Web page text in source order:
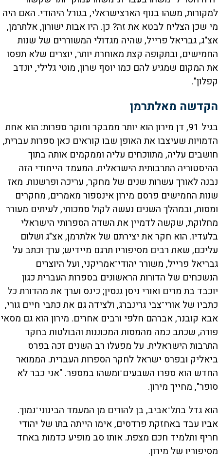
למקורות, משהו בנוף הארצישראלי, בגורל היהודי. האם היה
מי שכן הצליח לבטא את זה? כן. היו אבות ישורון, אלתרמן,
אצ"ג, גבריאל פרייל, שהיה מגדולי המשוררים של שנות
החמישים, ובתקופה קצת מאוחרת יותר, יוצרים שלא תפסו
את המקום שמגיע להם כמו יוסף שרון, מוטי גלילי, יונדב
קפלון".
הקדשה מאלתרמן
בגיל 91, דן מירון הוא יותר ממבקר וחוקר ספרות: הוא אחת
הדמויות שעיצבו את האופן שבו קוראים כאן ספרות עברית,
חושבים עליה, מתווכחים עליה וממקמים אותה בתוך
ההיסטוריה התרבותית הישראלית. המעמד הייחודי הזה
נבנה לאורך עשרות שנים של מחקר, עריכה ופרשנות. מאז
שנות החמישים פרסם מירון אינספור מאמרים, מחקרים
ומסות, ובמהלך השנים נעשה לקול סמכותי, לעיתים מעורר
מחלוקת, שקשה לדמיין את השדה הספרותי הישראלי
בלעדיו. הוא חקר את יצירתם של אלתרמן, אצ"ג ושלום
עליכם, שאת רבים מסיפוריו תרגם מיידיש; ערך וכתב על
גבריאל פרייל, משורר יהודי־אמריקני, ועל היוצרים
הנשכחים של הדורות הראשונים בספרות העברית כגון
יוכבד בת מרים ואורי ניסן גנסין; כינס וערך את מהדורת כל
כתביו של אורי־צבי גרינברג, ולצידה גם את כתבי חיים גורי,
אבא קובנר, אברהם חלפי ורבים אחרים. מירון הוא גם מסאי
פורה, שכתב כמה מהמסות המכוננות והבולטות בחקר
התרבות הישראלית. על מפעלו רב השנים זכה בפרס
ביאליק ובפרס ישראל לחקר הספרות העברית. הממואר
החדש הוא ספרו השבעים־ומשהו במספר. "אני כבר לא
סופר", מחייך מירון.
הוא גדל בתל־אביב, בן להורים מן המעמד הבינוני־נמוך.
אביו עבד באחזקת פרדסים, אימו הייתה בתו של יהודי
חריף ותלמיד חכם מצפת. אותו סב מופיע כדמות באחד
מסיפוריו של מירון.